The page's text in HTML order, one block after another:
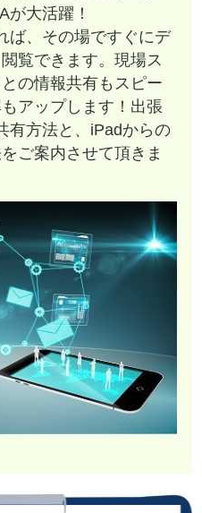
が大活躍！
ば、その場ですぐにデ
覧できます。現場ス
の情報共有もスピー
アップします！出張
有方法と、iPadからの
ご案内させて頂きま